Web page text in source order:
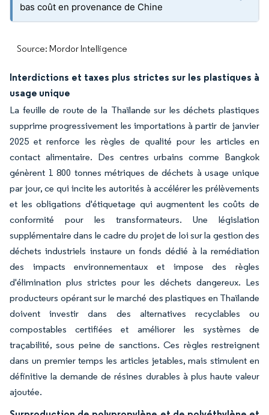
bas coût en provenance de Chine
Source: Mordor Intelligence
Interdictions et taxes plus strictes sur les plastiques à
usage unique
La feuille de route de la Thaïlande sur les déchets plastiques
supprime progressivement les importations à partir de janvier
2025 et renforce les règles de qualité pour les articles en
contact alimentaire. Des centres urbains comme Bangkok
génèrent 1 800 tonnes métriques de déchets à usage unique
par jour, ce qui incite les autorités à accélérer les prélèvements
et les obligations d'étiquetage qui augmentent les coûts de
conformité pour les transformateurs. Une législation
supplémentaire dans le cadre du projet de loi sur la gestion des
déchets industriels instaure un fonds dédié à la remédiation
des impacts environnementaux et impose des règles
d'élimination plus strictes pour les déchets dangereux. Les
producteurs opérant sur le marché des plastiques en Thaïlande
doivent investir dans des alternatives recyclables ou
compostables certifiées et améliorer les systèmes de
traçabilité, sous peine de sanctions. Ces règles restreignent
dans un premier temps les articles jetables, mais stimulent en
définitive la demande de résines durables à plus haute valeur
ajoutée.